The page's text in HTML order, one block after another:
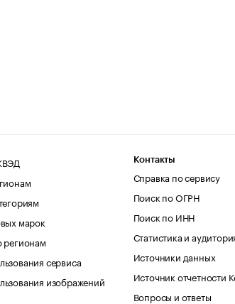
марок
регионам
сервиса
изображений
Контакты
Справка по сервису
Поиск по ОГРН
Поиск по ИНН
Статистика и
Источники данных
Источник отчетности
Вопросы и ответы